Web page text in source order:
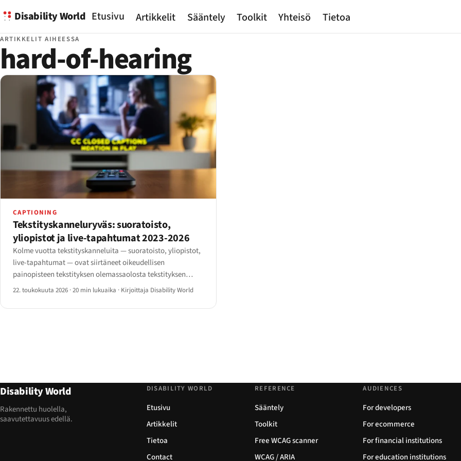
Disability World Etusivu Artikkelit Sääntely Toolkit Yhteisö Tietoa
ARTIKKELIT AIHEESSA
hard-of-hearing
CAPTIONING
Tekstityskanneluryväs: suoratoisto,
yliopistot ja live-tapahtumat 2023-2026
Kolme vuotta tekstityskanneluita — suoratoisto, yliopistot,
live-tapahtumat — ovat siirtäneet oikeudellisen
painopisteen tekstityksen olemassaolosta tekstityksen
laatu​un.
22. toukokuuta 2026 ·20 min lukuaika · Kirjoittaja Disability World
Disability World
Rakennettu huolella,
saavutettavuus edellä.
DISABILITY WORLD
Etusivu
Artikkelit
Tietoa
Contact
REFERENCE
Sääntely
Toolkit
Free WCAG scanner
WCAG / ARIA
AUDIENCES
For developers
For ecommerce
For financial institutions
For education institutions